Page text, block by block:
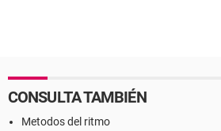
CONSULTA TAMBIÉN
Metodos del ritmo